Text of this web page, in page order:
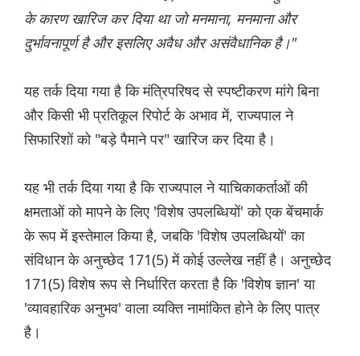
के कारण खारिज कर दिया था जो मनमाना, मनमाना और
दुर्भावनापूर्ण है और इसलिए अवैध और असंवैधानिक है।"
यह तर्क दिया गया है कि मंत्रिपरिषद से स्पष्टीकरण मांगे बिना
और किसी भी प्रतिकूल रिपोर्ट के अभाव में, राज्यपाल ने
सिफारिशों को "बड़े पैमाने पर" खारिज कर दिया है।
यह भी तर्क दिया गया है कि राज्यपाल ने याचिकाकर्ताओं की
क्षमताओं को मापने के लिए 'विशेष उपलब्धियों' को एक बेंचमार्क
के रूप में इस्तेमाल किया है, जबकि 'विशेष उपलब्धियों' का
संविधान के अनुच्छेद 171(5) में कोई उल्लेख नहीं है। अनुच्छेद
171(5) विशेष रूप से निर्धारित करता है कि 'विशेष ज्ञान' या
'व्यावहारिक अनुभव' वाला व्यक्ति नामांकित होने के लिए पात्र
है।